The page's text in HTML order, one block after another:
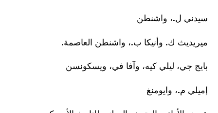
سيدني ل.، واشنطن
ميريديث ك. وأنيكا ب.، واشنطن العاصمة.
بايج جي، ليلي كيه، وآفا في، ويسكونسن
إميلي م.، وايومنغ